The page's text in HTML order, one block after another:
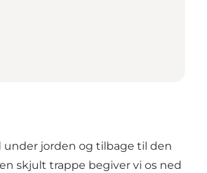
under jorden og tilbage til den
skjult trappe begiver vi os ned